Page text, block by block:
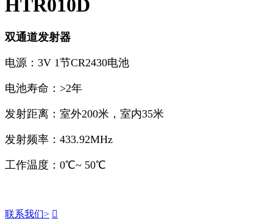
HTR010D
双通道发射器
电源：3V 1节CR2430电池
电池寿命：>2年
发射距离：室外200米，室内35米
发射频率：433.92MHz
工作温度：0℃~ 50℃
联系我们> 